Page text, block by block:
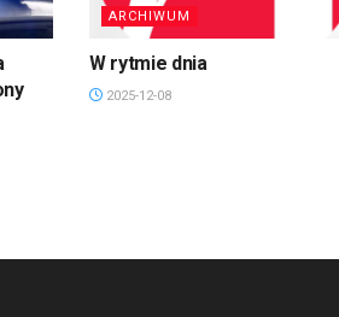
ARCHIWUM
W rytmie dnia
2025-12-08